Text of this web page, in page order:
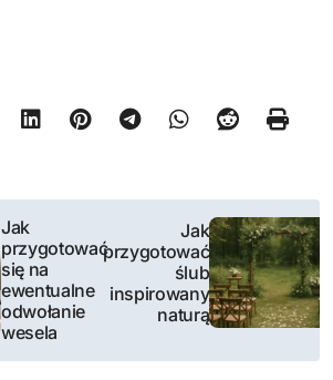
Jak
przygotować
się na
ewentualne
odwołanie
wesela
Jak
przygotować
ślub
inspirowany
naturą